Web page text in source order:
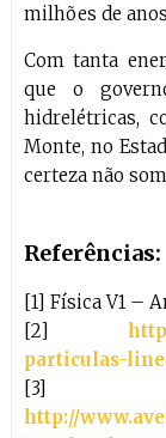
milhões de
Com tanta
que o
hidrelétricas,
Monte, no
certeza não
Referências:
[1] Física V1 –
[2]
particulas-
[3]
http://